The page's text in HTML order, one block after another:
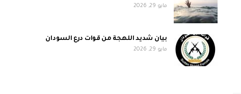
مايو 29, 2026
بيان شديد اللهجة من قوات درع السودان
مايو 29, 2026